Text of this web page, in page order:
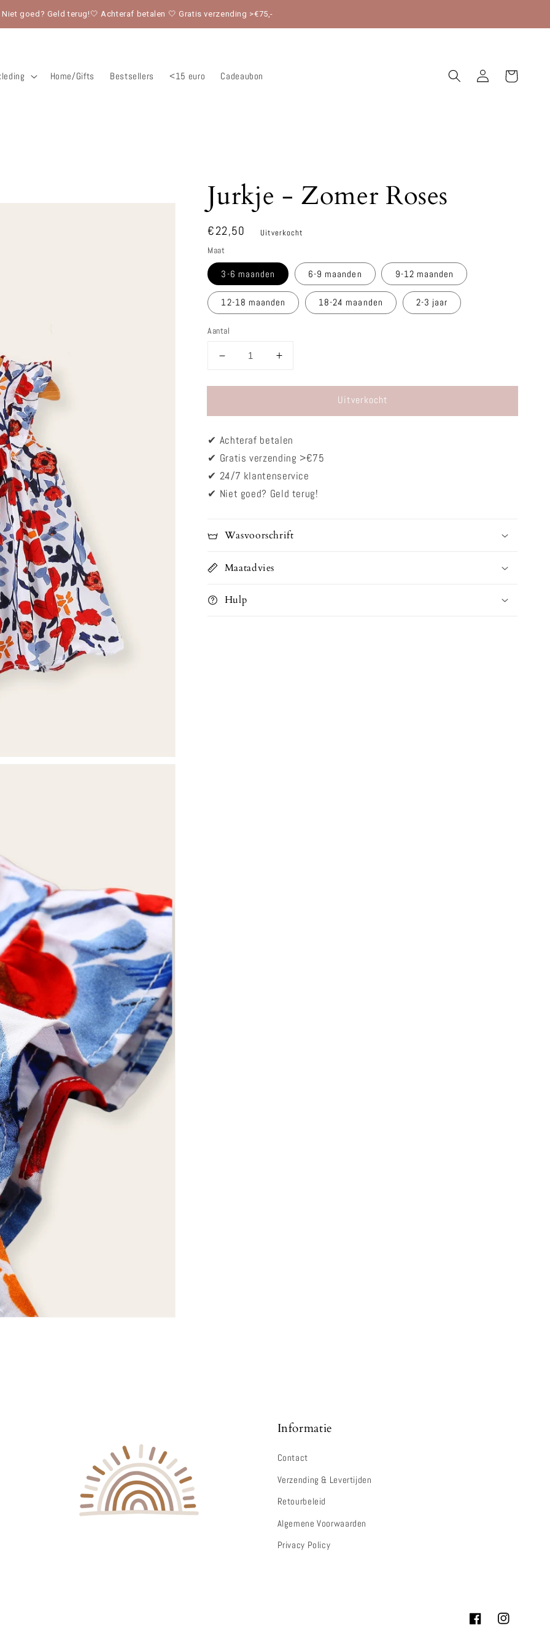
Niet goed? Geld terug!🤍 Achteraf betalen 🤍 Gratis verzending >€75,-
Home/Gifts Bestsellers <15 euro Cadeaubon InloggenWinkelwagen
Jurkje - Zomer Roses
Normale
prijs
€22,50 Uitverkocht
Maat
3-6 maanden 6-9 maanden 9-12 maanden
12-18 maanden 18-24 maanden 2-3 jaar
Aantal
Aantal
voor
-
Roses
Aantal
voor
-
Roses
Uitverkocht
✔ Achteraf betalen
✔ Gratis verzending >€75
✔ 24/7 klantenservice
✔ Niet goed? Geld terug!
Wasvoorschrift
Maatadvies
Hulp
Informatie
Contact
Verzending & Levertijden
Retourbeleid
Algemene Voorwaarden
Privacy Policy
FacebookInstagram